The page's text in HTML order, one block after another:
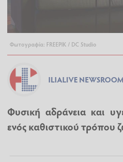
Φωτογραφία: FREEPIK / DC Studio
ILIALIVE NEWSROOM
Φυσική αδράνεια και
ενός καθιστικού τρόπου